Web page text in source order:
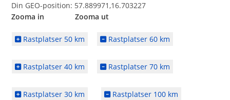
Din GEO-position: 57.889971,16.703227
Zooma in Zooma ut
Rastplatser 50 km Rastplatser 60 km
Rastplatser 40 km Rastplatser 70 km
Rastplatser 30 km Rastplatser 100 km